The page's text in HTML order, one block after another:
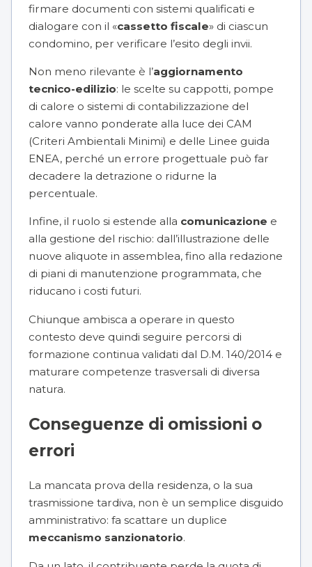
firmare documenti con sistemi qualificati e
dialogare con il «cassetto fiscale» di ciascun
condomino, per verificare l’esito degli invii.
Non meno rilevante è l’aggiornamento
tecnico-edilizio: le scelte su cappotti, pompe
di calore o sistemi di contabilizzazione del
calore vanno ponderate alla luce dei CAM
(Criteri Ambientali Minimi) e delle Linee guida
ENEA, perché un errore progettuale può far
decadere la detrazione o ridurne la
percentuale.
Infine, il ruolo si estende alla comunicazione e
alla gestione del rischio: dall’illustrazione delle
nuove aliquote in assemblea, fino alla redazione
di piani di manutenzione programmata, che
riducano i costi futuri.
Chiunque ambisca a operare in questo
contesto deve quindi seguire percorsi di
formazione continua validati dal D.M. 140/2014 e
maturare competenze trasversali di diversa
natura.
Conseguenze di omissioni o
errori
La mancata prova della residenza, o la sua
trasmissione tardiva, non è un semplice disguido
amministrativo: fa scattare un duplice
meccanismo sanzionatorio.